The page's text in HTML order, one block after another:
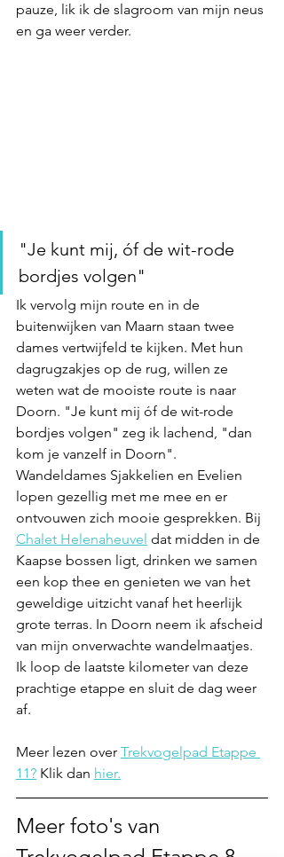
pauze, lik ik de slagroom van mijn neus
en ga weer verder.
"Je kunt mij, óf de wit-rode
bordjes volgen"
Ik vervolg mijn route en in de
buitenwijken van Maarn staan twee
dames vertwijfeld te kijken. Met hun
dagrugzakjes op de rug, willen ze
weten wat de mooiste route is naar
Doorn. "Je kunt mij óf de wit-rode
bordjes volgen" zeg ik lachend, "dan
kom je vanzelf in Doorn".
Wandeldames Sjakkelien en Evelien
lopen gezellig met me mee en er
ontvouwen zich mooie gesprekken. Bij
Chalet Helenaheuvel dat midden in de
Kaapse bossen ligt, drinken we samen
een kop thee en genieten we van het
geweldige uitzicht vanaf het heerlijk
grote terras. In Doorn neem ik afscheid
van mijn onverwachte wandelmaatjes.
Ik loop de laatste kilometer van deze
prachtige etappe en sluit de dag weer
af.
Meer lezen over Trekvogelpad Etappe
11? Klik dan hier.
Meer foto's van